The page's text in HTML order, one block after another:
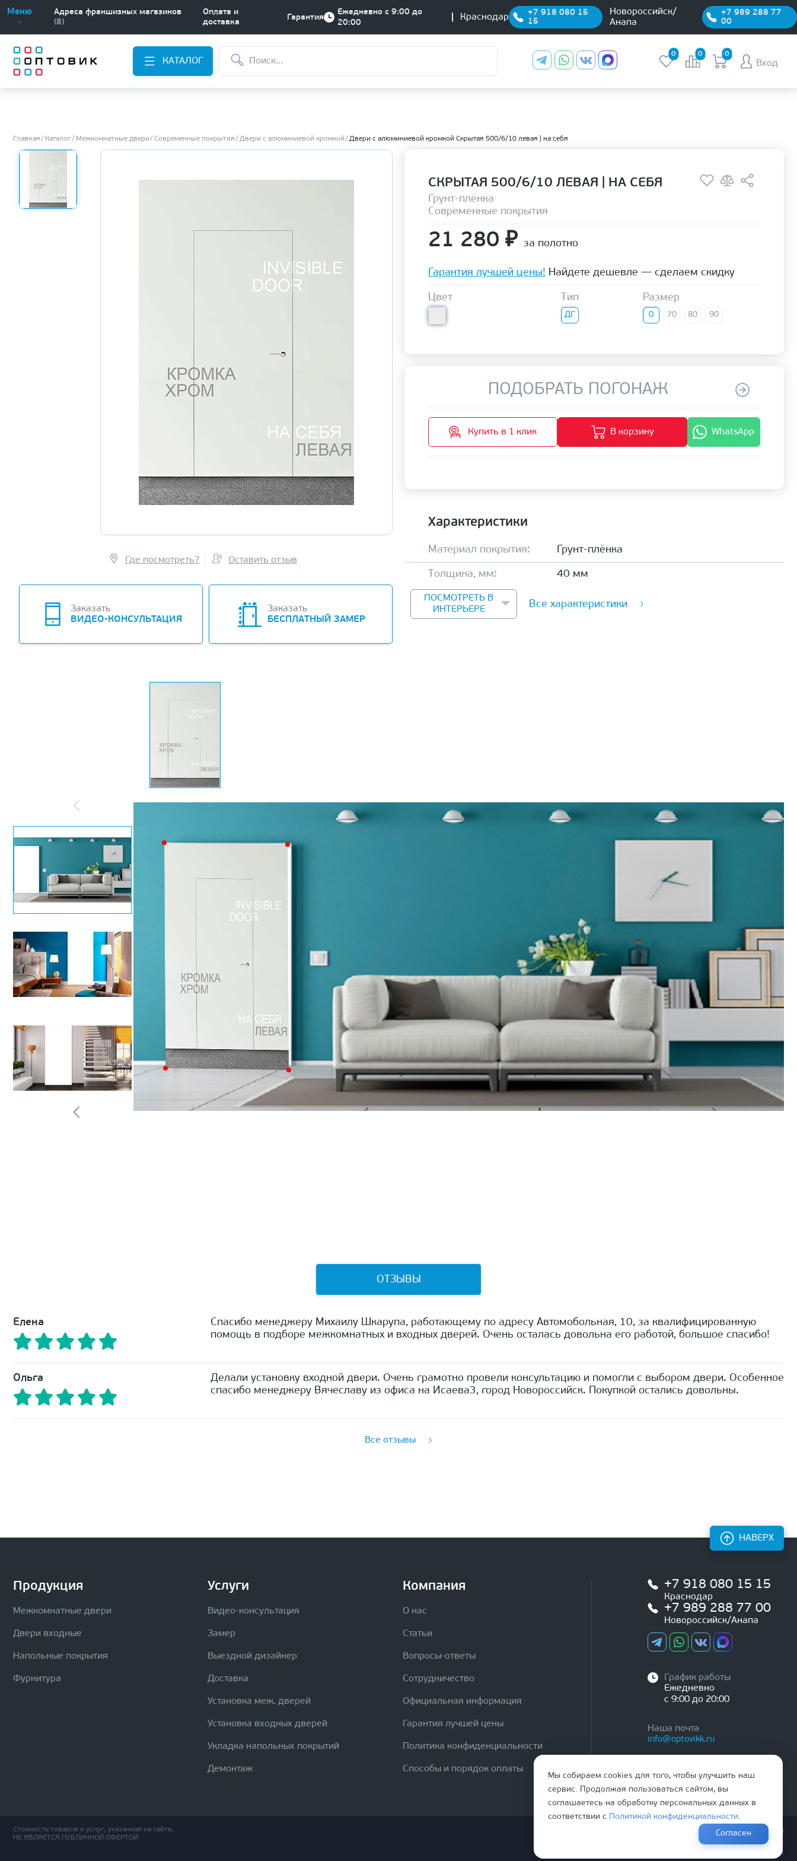
Меню
Адреса франшизных магазинов
(8)
Оплата и
доставка
Гарантия
Ежедневно с 9:00 до
20:00
Краснодар
+7 918 080 15
15
Новороссийск/
Анапа
+7 989 288 77
00
КАТАЛОГ
0 0 0
Вход
Главная Каталог Межкомнатные двери Современные покрытия Двери с алюминиевой кромкой Двери с алюминиевой кромкой Скрытая 500/6/10 левая | на себя
Где посмотреть? Оставить отзыв
Заказать
ВИДЕО-КОНСУЛЬТАЦИЯ
Заказать
БЕСПЛАТНЫЙ ЗАМЕР
СКРЫТАЯ 500/6/10 ЛЕВАЯ | НА СЕБЯ
Грунт-плёнка
Современные покрытия
21 280 ₽ за полотно
Гарантия лучшей цены! Найдете дешевле — сделаем скидку
Цвет Тип
ДГ
Размер
0 70 80 90
ПОДОБРАТЬ ПОГОНАЖ
Купить в 1 клик В корзину WhatsApp
Характеристики
Материал покрытия: Грунт-плёнка
Толщина, мм: 40 мм
ПОСМОТРЕТЬ В
ИНТЕРЬЕРЕ
Все характеристики
ОТЗЫВЫ
Елена
Спасибо менеджеру Михаилу Шкарупа, работающему по адресу Автомобольная, 10, за квалифицированную
помощь в подборе межкомнатных и входных дверей. Очень осталась довольна его работой, большое спасибо!
Ольга
Делали установку входной двери. Очень грамотно провели консультацию и помогли с выбором двери. Особенное
спасибо менеджеру Вячеславу из офиса на Исаева3, город Новороссийск. Покупкой остались довольны.
Все отзывы
Продукция
Межкомнатные двери
Двери входные
Напольные покрытия
Фурнитура
Услуги
Видео-консультация
Замер
Выездной дизайнер
Доставка
Установка меж. дверей
Установка входных дверей
Укладка напольных покрытий
Демонтаж
Компания
О нас
Статьи
Вопросы-ответы
Сотрудничество
Официальная информация
Гарантия лучшей цены
Политика конфиденциальности
Способы и порядок оплаты
+7 918 080 15 15
Краснодар
+7 989 288 77 00
Новороссийск/Анапа
График работы
Ежедневно
с 9:00 до 20:00
Наша почта
info@optovikk.ru
НАВЕРХ
Стоимость товаров и услуг, указанная на сайте,
НЕ ЯВЛЯЕТСЯ ПУБЛИЧНОЙ ОФЕРТОЙ
Правила эксплутации входных и межкомнатных дверей
Политика обработки персональных данных
Согласие на обработку персональных данных
Мы собираем cookies для того, чтобы улучшить наш
сервис. Продолжая пользоваться сайтом, вы
соглашаетесь на обработку персональных данных в
соответствии с
Политикой конфиденциальности.
Согласен